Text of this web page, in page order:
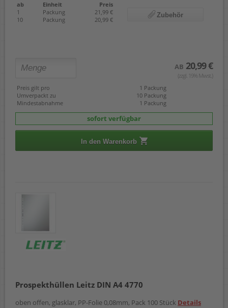
ab Einheit
Preis
1
Packung
21,99 €
10
Packung 20,99 €
Zubehör
AB 20,99 €
(zzgl. 19% Mwst.)
Preis gilt pro
1 Packung
Umverpackt zu
10 Packung
Mindestabnahme
1 Packung
sofort verfügbar
In den Warenkorb
Prospekthüllen Leitz DIN A4 4770
oben offen, glasklar, PP-Folie 0,08mm, Pack 100 Stück Details